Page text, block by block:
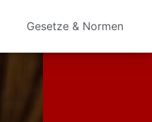
Gesetze & Normen